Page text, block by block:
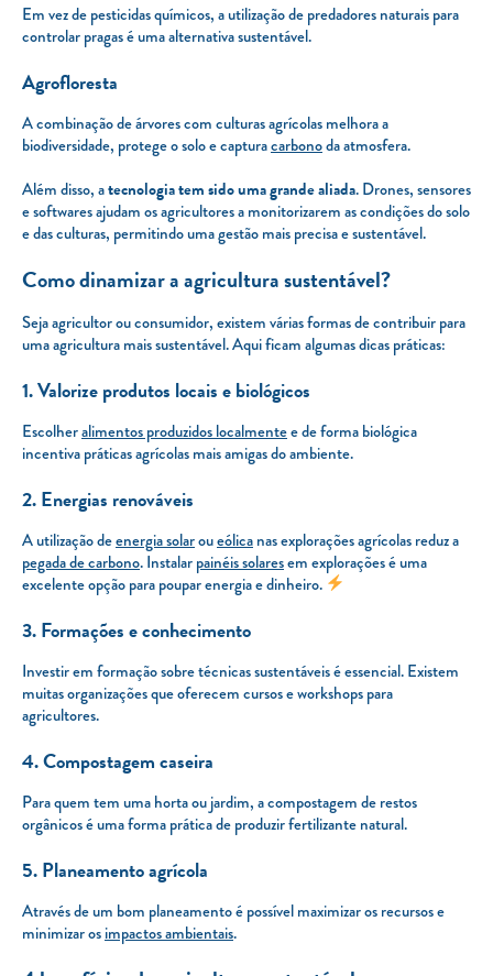
Em vez de pesticidas químicos, a utilização de predadores naturais para
controlar pragas é uma alternativa sustentável.
Agrofloresta
A combinação de árvores com culturas agrícolas melhora a
biodiversidade, protege o solo e capturacarbonoda atmosfera.
Além disso, atecnologia tem sido uma grande aliada. Drones, sensores
esoftwaresajudam os agricultores a monitorizarem as condições do solo
e das culturas, permitindo uma gestão mais precisa e sustentável.
Como dinamizar a agricultura sustentável?
Seja agricultor ou consumidor, existem várias formas de contribuir para
uma agricultura mais sustentável. Aqui ficam algumas dicas práticas:
1. Valorize produtos locais e biológicos
Escolheralimentos produzidos localmentee de forma biológica
incentiva práticas agrícolas mais amigas do ambiente.
2. Energias renováveis
A utilização deenergia solaroueólicanas explorações agrícolas reduz a
pegada de carbono. Instalarpainéis solaresem explorações é uma
excelente opção para poupar energia e dinheiro.
3. Formações e conhecimento
Investir em formação sobre técnicas sustentáveis é essencial. Existem
muitas organizações que oferecem cursos eworkshopspara
agricultores.
4. Compostagem caseira
Para quem tem uma horta ou jardim, a compostagem de restos
orgânicos é uma forma prática de produzir fertilizante natural.
5. Planeamento agrícola
Através de um bom planeamento é possível maximizar os recursos e
minimizar osimpactos ambientais.